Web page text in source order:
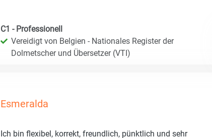
C1 - Professionell
Vereidigt von Belgien - Nationales Register der
Dolmetscher und Übersetzer (VTI)
Esmeralda
Ich bin flexibel, korrekt, freundlich, pünktlich und sehr